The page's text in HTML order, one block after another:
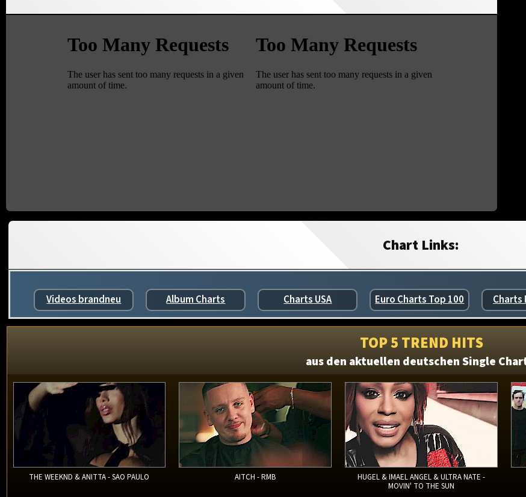
Chart Links:
Videos brandneu Album Charts Charts USA Euro Charts Top 100 Charts
TOP 5 TREND HITS
aus den aktuellen deutschen Single
THE WEEKND & ANITTA - SAO PAULO AITCH - RMB
HUGEL & IMAEL ANGEL & ULTRA NATE -
MOVIN' TO THE SUN